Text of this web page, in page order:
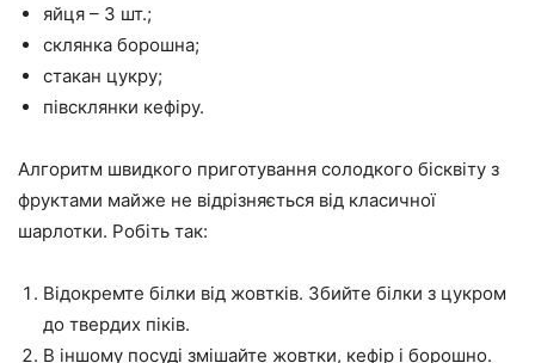
яйця – 3 шт.;
склянка борошна;
стакан цукру;
півсклянки кефіру.
Алгоритм швидкого приготування солодкого бісквіту з
фруктами майже не відрізняється від класичної
шарлотки. Робіть так:
Відокремте білки від жовтків. Збийте білки з цукром
до твердих піків.
В іншому посуді змішайте жовтки, кефір і борошно.